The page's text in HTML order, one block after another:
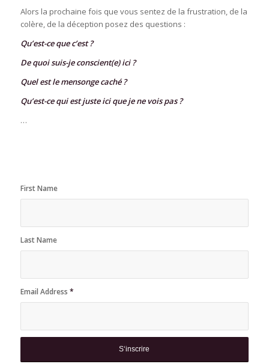
Alors la prochaine fois que vous sentez de la frustration, de la
colère, de la déception posez des questions :
Qu’est-ce que c’est ?
De quoi suis-je conscient(e) ici ?
Quel est le mensonge caché ?
Qu’est-ce qui est juste ici que je ne vois pas ?
…
First Name
Last Name
Email Address *